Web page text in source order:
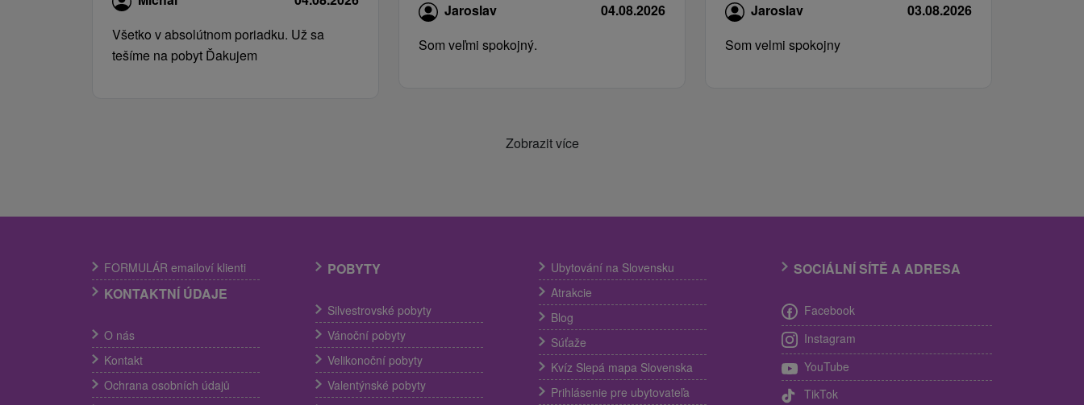
Všetko v absolútnom poriadku. Už sa
tešíme na pobyt Ďakujem
Jaroslav
04.08.2026
Som veľmi spokojný.
Jaroslav
03.08.2026
Som velmi spokojny
Zobrazit více
FORMULÁR emailoví klienti
KONTAKTNÍ ÚDAJE
O nás
Kontakt
Ochrana osobních údajů
POBYTY
Silvestrovské pobyty
Vánoční pobyty
Velikonoční pobyty
Valentýnské pobyty
Ubytování na Slovensku
Atrakcie
Blog
Súťaže
Kvíz Slepá mapa Slovenska
Prihlásenie pre ubytovateľa
SOCIÁLNÍ SÍTĚ A ADRESA
Facebook
Instagram
YouTube
TikTok